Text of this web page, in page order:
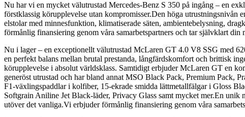
Nu har vi en mycket välutrustad Mercedes-Benz S 350 på ingång – en
förstklassig körupplevelse utan kompromisser.Den höga utrustningsnivån
elstolar med minnesfunktion, klimatiserade säten, ambientebelysning,
förmånlig finansiering genom våra samarbetspartners och tar självklart
Nu i lager – en exceptionellt välutrustad McLaren GT 4.0 V8 SSG med
en perfekt balans mellan brutal prestanda, långfärdskomfort och brittisk
körupplevelse i absolut världsklass. Samtidigt erbjuder McLaren GT en
generöst utrustad och har bland annat MSO Black Pack, Premium Pack,
F1-växlingspaddlar i kolfiber, 15-ekrade smidda lättmetallfälgar i Gloss
Softgrain Aniline Jet Black-läder, Privacy Glass samt mycket mer.En
utöver det vanliga.Vi erbjuder förmånlig finansiering genom våra